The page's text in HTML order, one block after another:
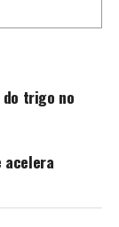
trigo no
acelera